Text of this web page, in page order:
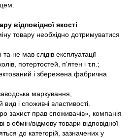
відповідної якості
товару необхідно дотримуватися
не мав слідів експлуатації
потертостей, п'ятен і т.п.;
і збережена фабрична
маркування;
і споживчі властивості.
захист прав споживачів», компанія
в обмін/відмову товари відповідної
до категорій, зазначених у